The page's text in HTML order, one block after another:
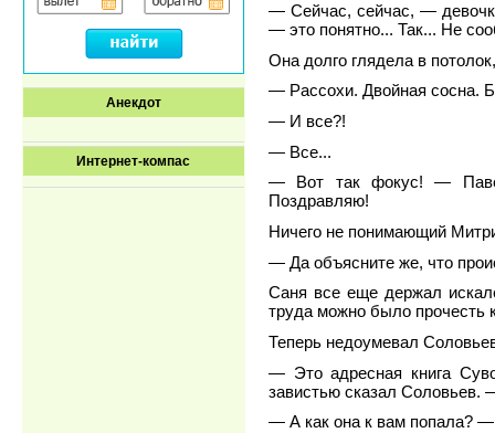
Анекдот
Интернет-компас
— Сейчас, сейчас, —
— это понятно... Так... Не
Она долго глядела в
— Рассохи. Двойная сосна.
— И все?!
— Все...
— Вот так фокус! —
Поздравляю!
Ничего не понимающий
— Да объясните же, что
Саня все еще держал
труда можно было прочесть
Теперь недоумевал
— Это адресная книга
завистью сказал Соловьев.
— А как она к вам попала?